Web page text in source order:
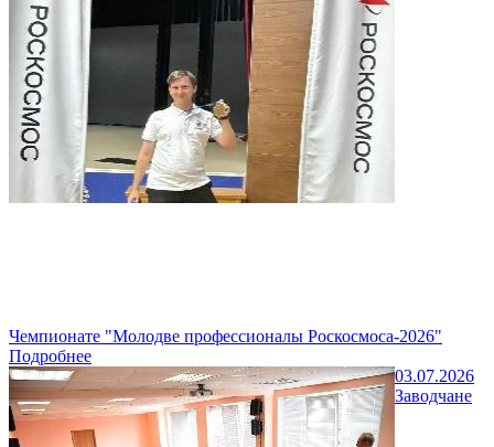
Чемпионате "Молодве профессионалы Роскосмоса-2026"
Подробнее
03.07.2026
Заводчане